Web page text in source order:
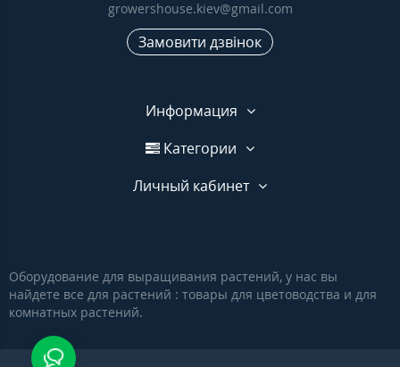
growershouse.kiev@gmail.com
Замовити дзвінок
Информация
Категории
Личный кабинет
Оборудование для выращивания растений, у нас вы
найдете все для растений : товары для цветоводства и для
комнатных растений.